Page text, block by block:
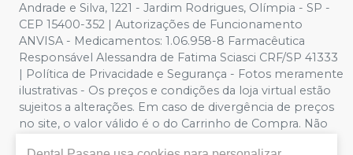
Andrade e Silva, 1221 - Jardim Rodrigues, Olímpia - SP -
CEP 15400-352 | Autorizações de Funcionamento
ANVISA - Medicamentos: 1.06.958-8 Farmacêutica
Responsável Alessandra de Fatima Sciasci CRF/SP 41333
| Política de Privacidade e Segurança - Fotos meramente
ilustrativas - Os preços e condições da loja virtual estão
sujeitos a alterações. Em caso de divergência de preços
no site, o valor válido é o do Carrinho de Compra. Não